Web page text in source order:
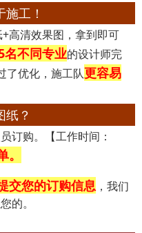
工！
高清效果图，拿到即可
名不同专业的设计师完
了优化，施工队更容易
纸？
订购。【工作时间：
交您的订购信息，我们
的。